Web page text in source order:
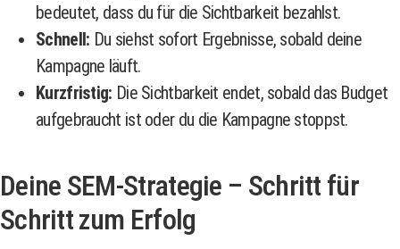
bedeutet, dass du für die Sichtbarkeit bezahlst.
Schnell: Du siehst sofort Ergebnisse, sobald deine
Kampagne läuft.
Kurzfristig: Die Sichtbarkeit endet, sobald das Budget
aufgebraucht ist oder du die Kampagne stoppst.
Deine SEM-Strategie – Schritt für
Schritt zum Erfolg